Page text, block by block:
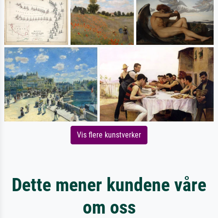
Vis flere kunstverker
Dette mener kundene våre
om oss